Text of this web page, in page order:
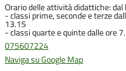
Orario delle attività didattiche: dal
- classi prime, seconde e terze
13.15
- classi quarte e quinte dalle ore
075607224
Naviga su Google Map